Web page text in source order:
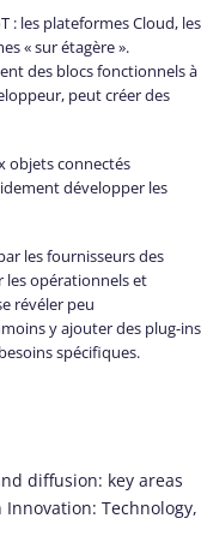
: les plateformes Cloud, les
« sur étagère ».
des blocs fonctionnels à
peut créer des
objets connectés
développer les
les fournisseurs des
les opérationnels et
révéler peu
y ajouter des plug-ins
spécifiques.
diffusion: key areas
Technology,